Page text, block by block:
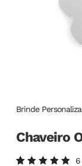
Brinde
Chaveiro
6